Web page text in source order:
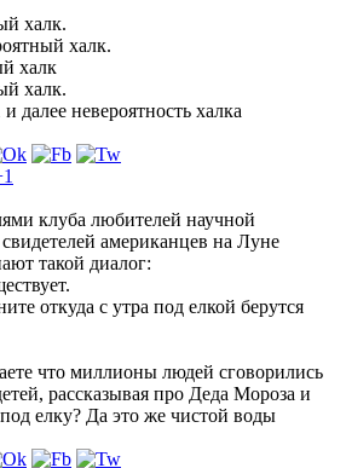
халк.
халк.
халк
халк.
далее невероятность халка
клуба любителей научной
американцев на Луне
такой диалог:
откуда с утра под елкой берутся
что миллионы людей сговорились
рассказывая про Деда Мороза и
елку? Да это же чистой воды